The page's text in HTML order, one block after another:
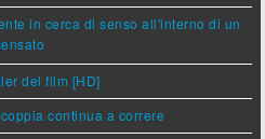
in cerca di senso all'interno di un
del film [HD]
continua a correre